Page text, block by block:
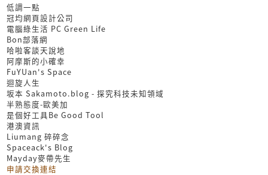
低調一點
冠均網頁設計公司
電腦綠生活 PC Green Life
Bon部落網
哈啦客談天說地
阿摩斯的小確幸
FuYUan's Space
迴旋人生
坂本 Sakamoto.blog - 探究科技未知領域
半熟態度-歐美加
是個好工具Be Good Tool
港澳資訊
Liumang 碎碎念
Spaceack's Blog
Mayday麥帶先生
申請交換連結